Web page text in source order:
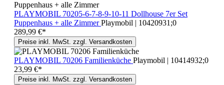
PLAYMOBIL 70205-6-7-8-9-10-11 Dollhouse 7er Set
Puppenhaus + alle ZimmerPlaymobil | 10420931;0
289,99 €*
Preise inkl. MwSt. zzgl. Versandkosten
PLAYMOBIL 70206 Familienküche Playmobil | 10414932;0
23,99 €*
Preise inkl. MwSt. zzgl. Versandkosten